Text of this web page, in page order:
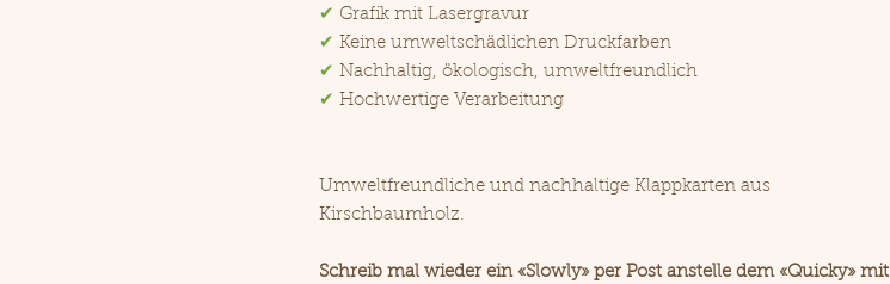
✔ Grafik mit Lasergravur
✔ Keine umweltschädlichen Druckfarben
✔ Nachhaltig, ökologisch, umweltfreundlich
✔ Hochwertige Verarbeitung
Umweltfreundliche und nachhaltige Klappkarten aus
Kirschbaumholz.
Schreib mal wieder ein «Slowly» per Post anstelle dem «Quicky» mit